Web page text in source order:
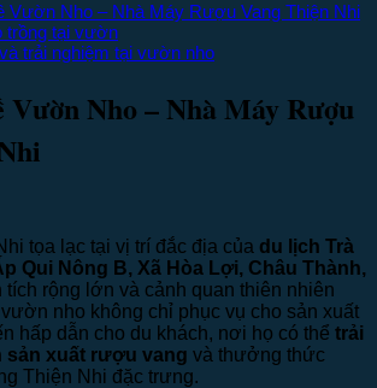
Vườn Nho – Nhà Máy Rượu Vang Thiện Nhi
trồng tại vườn
trải nghiệm tại vườn nho
Vườn Nho – Nhà Máy Rượu
tọa lạc tại vị trí đắc địa của du lịch Trà
Qui Nông B, Xã Hòa Lợi, Châu Thành,
tích rộng lớn và cảnh quan thiên nhiên
nho không chỉ phục vụ cho sản xuất
hấp dẫn cho du khách, nơi họ có thể trải
sản xuất rượu vang và thưởng thức
Thiện Nhi đặc trưng.